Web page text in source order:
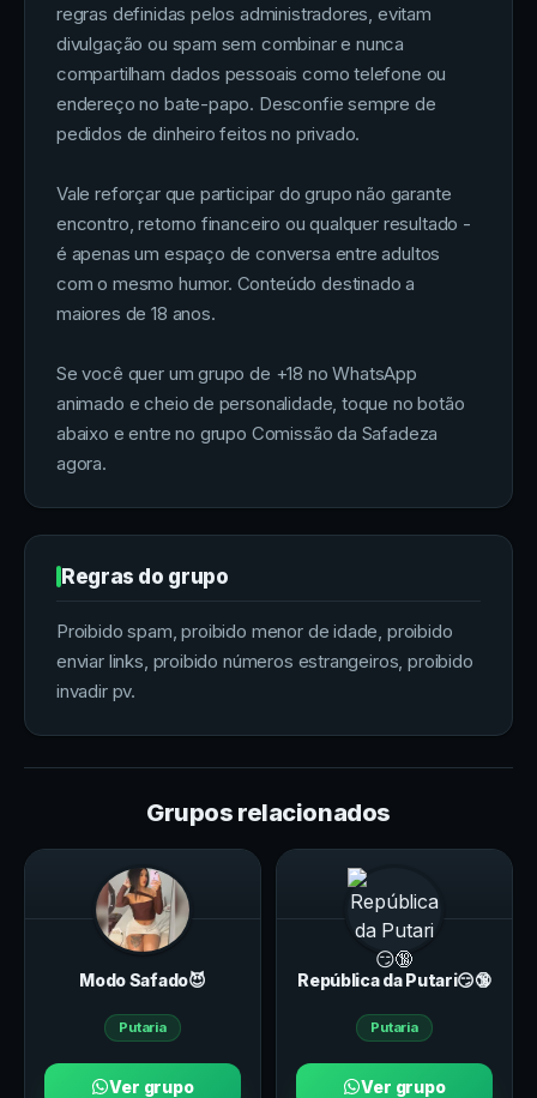
regras definidas pelos administradores, evitam
divulgação ou spam sem combinar e nunca
compartilham dados pessoais como telefone ou
endereço no bate-papo. Desconfie sempre de
pedidos de dinheiro feitos no privado.
Vale reforçar que participar do grupo não garante
encontro, retorno financeiro ou qualquer resultado -
é apenas um espaço de conversa entre adultos
com o mesmo humor. Conteúdo destinado a
maiores de 18 anos.
Se você quer um grupo de +18 no WhatsApp
animado e cheio de personalidade, toque no botão
abaixo e entre no grupo Comissão da Safadeza
agora.
Regras do grupo
Proibido spam, proibido menor de idade, proibido
enviar links, proibido números estrangeiros, proibido
invadir pv.
Grupos relacionados
Modo Safado😈
Putaria
Ver grupo
República da Putari😏🔞
Putaria
Ver grupo